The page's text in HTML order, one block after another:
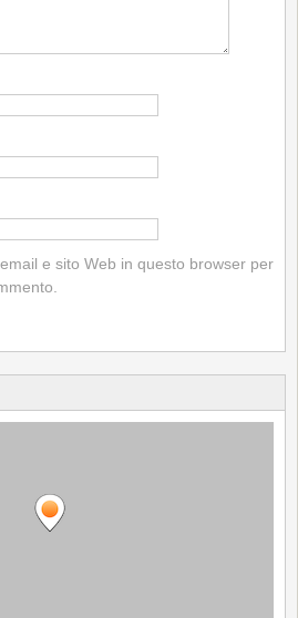
e sito Web in questo browser per